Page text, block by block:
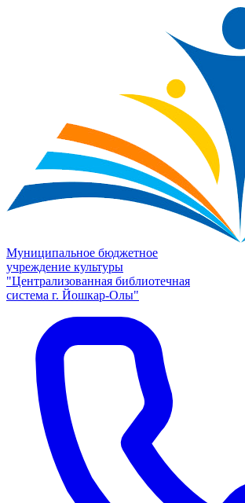
Муниципальное бюджетное
учреждение культуры
"Централизованная библиотечная
система г. Йошкар-Олы"